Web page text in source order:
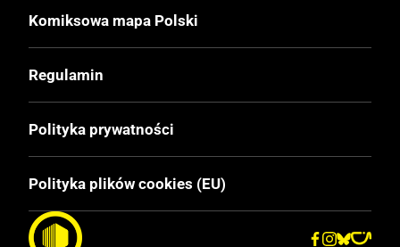
Format
215x290 mm
212
Cena Okładkowa
Komiksowa mapa Polski
Regulamin
Polityka prywatności
Polityka plików cookies (EU)